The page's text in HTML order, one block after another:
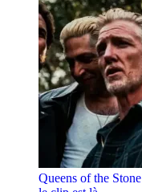
Queens of the